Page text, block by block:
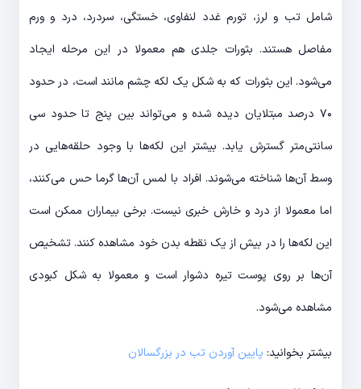
شامل تب و لرز، تورم غدد لنفاوی، خستگی، سردرد، درد و ورم
مفاصل هستند. بثورات جلدی هم معمولا در این مرحله ایجاد
می‌شود. این بثورات که به شکل یک لکه چشم مانند است، در حدود
۷۰ درصد مبتلایان دیده شده و می‌تواند بین پنج تا حدود سی
سانتی‌متر گسترش یابد. بیشتر این لکه‌ها با وجود حلقه‌هایی در
وسط آن‌ها شناخته می‌شوند. افراد با لمس آن‌ها گرما حس می‌کنند،
اما معمولا از درد و خارش خبری نیست. برخی بیماران ممکن است
این لکه‌ها را در بیش از یک نقطه بدن خود مشاهده کنند. تشخیص
آن‌ها بر روی پوست تیره دشوار است و معمولا به شکل کبودی
مشاهده می‌شود.
بیشتر بخوانید: پایین آوردن تب در بزرگسالان